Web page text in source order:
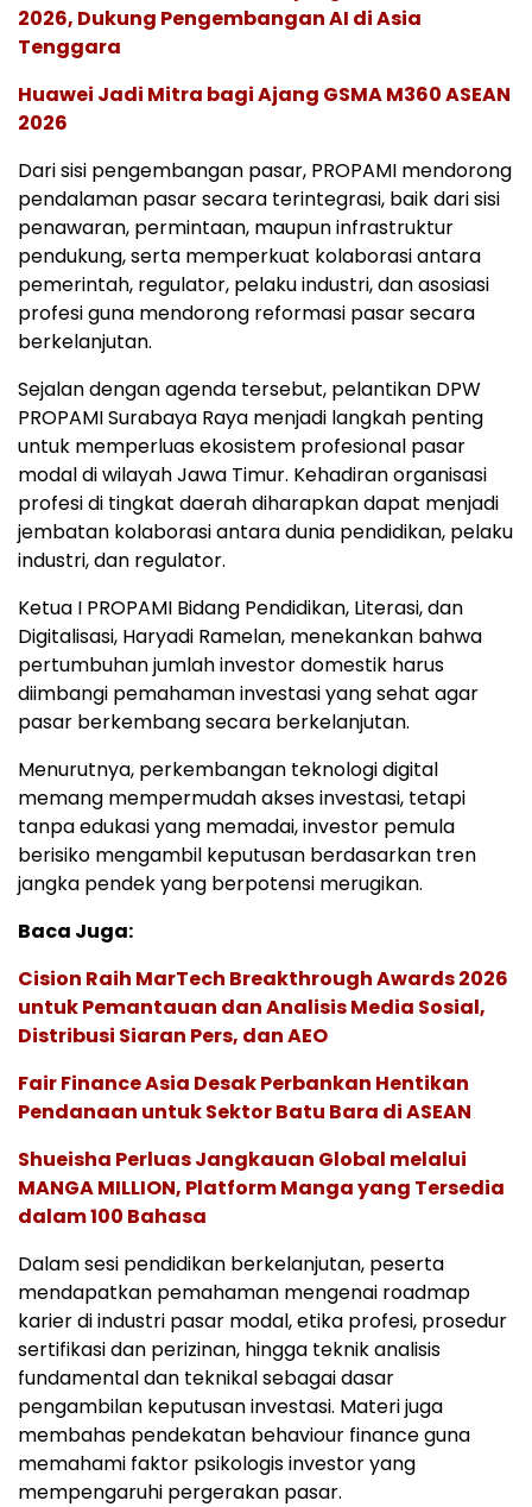
2026, Dukung Pengembangan AI di Asia
Tenggara
Huawei Jadi Mitra bagi Ajang GSMA M360 ASEAN
2026
Dari sisi pengembangan pasar, PROPAMI mendorong
pendalaman pasar secara terintegrasi, baik dari sisi
penawaran, permintaan, maupun infrastruktur
pendukung, serta memperkuat kolaborasi antara
pemerintah, regulator, pelaku industri, dan asosiasi
profesi guna mendorong reformasi pasar secara
berkelanjutan.
Sejalan dengan agenda tersebut, pelantikan DPW
PROPAMI Surabaya Raya menjadi langkah penting
untuk memperluas ekosistem profesional pasar
modal di wilayah Jawa Timur. Kehadiran organisasi
profesi di tingkat daerah diharapkan dapat menjadi
jembatan kolaborasi antara dunia pendidikan, pelaku
industri, dan regulator.
Ketua I PROPAMI Bidang Pendidikan, Literasi, dan
Digitalisasi, Haryadi Ramelan, menekankan bahwa
pertumbuhan jumlah investor domestik harus
diimbangi pemahaman investasi yang sehat agar
pasar berkembang secara berkelanjutan.
Menurutnya, perkembangan teknologi digital
memang mempermudah akses investasi, tetapi
tanpa edukasi yang memadai, investor pemula
berisiko mengambil keputusan berdasarkan tren
jangka pendek yang berpotensi merugikan.
Baca Juga:
Cision Raih MarTech Breakthrough Awards 2026
untuk Pemantauan dan Analisis Media Sosial,
Distribusi Siaran Pers, dan AEO
Fair Finance Asia Desak Perbankan Hentikan
Pendanaan untuk Sektor Batu Bara di ASEAN
Shueisha Perluas Jangkauan Global melalui
MANGA MILLION, Platform Manga yang Tersedia
dalam 100 Bahasa
Dalam sesi pendidikan berkelanjutan, peserta
mendapatkan pemahaman mengenai roadmap
karier di industri pasar modal, etika profesi, prosedur
sertifikasi dan perizinan, hingga teknik analisis
fundamental dan teknikal sebagai dasar
pengambilan keputusan investasi. Materi juga
membahas pendekatan behaviour finance guna
memahami faktor psikologis investor yang
mempengaruhi pergerakan pasar.